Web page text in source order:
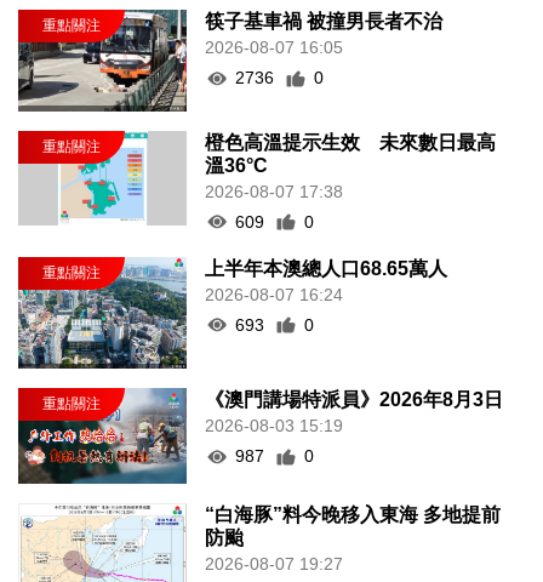
筷子基車禍 被撞男長者不治
2026-08-07 16:05
2736
0
橙色高溫提示生效 未來數日最高
溫36°C
2026-08-07 17:38
609
0
上半年本澳總人口68.65萬人
2026-08-07 16:24
693
0
《澳門講場特派員》2026年8月3日
2026-08-03 15:19
987
0
“白海豚”料今晚移入東海 多地提前
防颱
2026-08-07 19:27